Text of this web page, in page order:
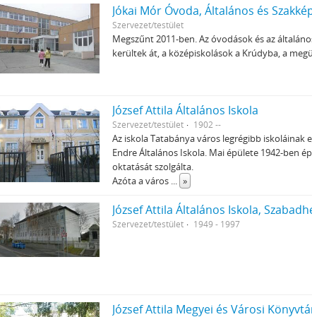
Jókai Mór Óvoda, Általános és
Szervezet/testület
Megszűnt 2011-ben. Az óvodások és az
kerültek át, a középiskolások a Krúdyba, a
József Attila Általános Iskola
Szervezet/testület 1902 --
Az iskola Tatabánya város legrégibb iskoláinak
Endre Általános Iskola. Mai épülete 1942-ben
oktatását szolgálta.
Azóta a város ... »
József Attila Általános Iskola,
Szervezet/testület 1949 - 1997
József Attila Megyei és Városi